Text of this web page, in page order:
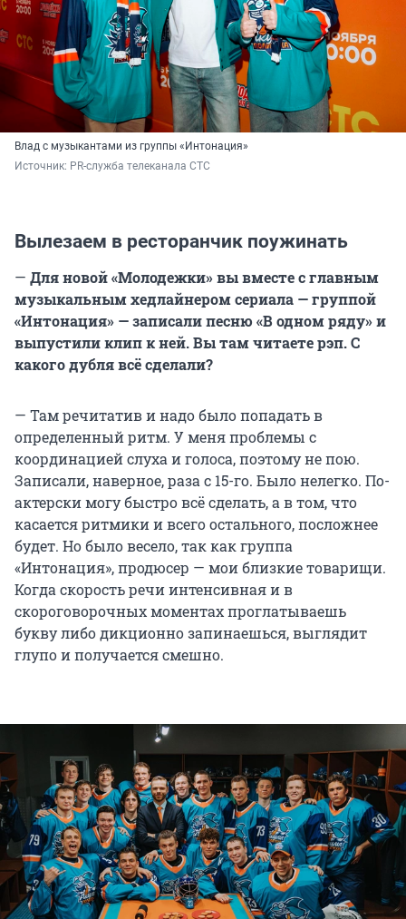
Влад с музыкантами из группы «Интонация»
Источник: PR-служба телеканала СТС
Вылезаем в ресторанчик поужинать
— Для новой «Молодежки» вы вместе с главным
музыкальным хедлайнером сериала — группой
«Интонация» — записали песню «В одном ряду» и
выпустили клип к ней. Вы там читаете рэп. С
какого дубля всё сделали?
— Там речитатив и надо было попадать в
определенный ритм. У меня проблемы с
координацией слуха и голоса, поэтому не пою.
Записали, наверное, раза с 15-го. Было нелегко. По-
актерски могу быстро всё сделать, а в том, что
касается ритмики и всего остального, посложнее
будет. Но было весело, так как группа
«Интонация», продюсер — мои близкие товарищи.
Когда скорость речи интенсивная и в
скороговорочных моментах проглатываешь
букву либо дикционно запинаешься, выглядит
глупо и получается смешно.